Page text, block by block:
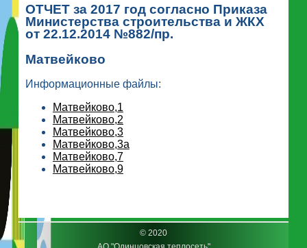
ОТЧЕТ за 2017 год согласно Приказа
Министерства строительства и ЖКХ
от 22.12.2014 №882/пр.
Матвейково
Информационные файлы:
Матвейково,1
Матвейково,2
Матвейково,3
Матвейково,3а
Матвейково,7
Матвейково,9
© 2020